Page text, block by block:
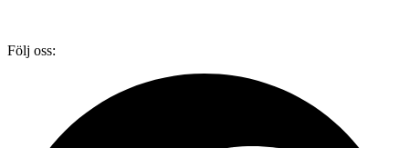
Följ oss: